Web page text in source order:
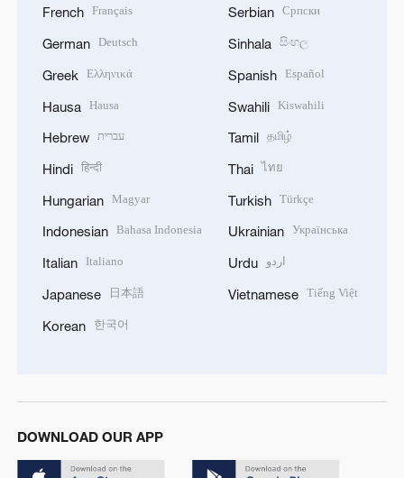
French Français
German Deutsch
Greek Ελληνικά
Hausa Hausa
Hebrew עברית
Hindi हिन्दी
Hungarian Magyar
Indonesian Bahasa Indonesia
Italian Italiano
Japanese 日本語
Korean 한국어
Serbian Српски
Sinhala සිංහල
Spanish Español
Swahili Kiswahili
Tamil தமிழ்
Thai ไทย
Turkish Türkçe
Ukrainian Українська
Urdu اردو
Vietnamese Tiếng Việt
DOWNLOAD OUR APP